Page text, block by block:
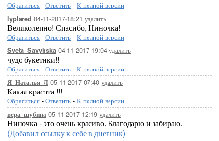
Обратиться - Ответить - К полной версии
lyplared 04-11-2017-18:21 удалить
Великолепно! Спасибо, Ниночка!
Обратиться - Ответить - К полной версии
Sveta_Savyhska 04-11-2017-19:04 удалить
чудо букетики!!
Обратиться - Ответить - К полной версии
Я_Наталья_Л 05-11-2017-07:40 удалить
Какая красота !!!
Обратиться - Ответить - К полной версии
вера_шубина 05-11-2017-12:19 удалить
Ниночка - это очень красиво. Благодарю и забираю.
(Добавил ссылку к себе в дневник)